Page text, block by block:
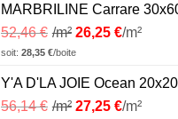
MARBRILINE Carrare
52,46€ /m² 26,25 €/m²
soit: 28,35 €/boite
Y'A D'LA JOIE Ocean 20x20
56,14€ /m² 27,25 €/m²